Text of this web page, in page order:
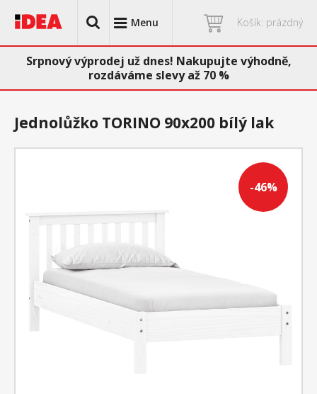
Menu Košík: prázdný
Srpnový výprodej už dnes! Nakupujte výhodně,
rozdáváme slevy až 70 %
-46%
Jednolůžko TORINO 90x200 bílý lak